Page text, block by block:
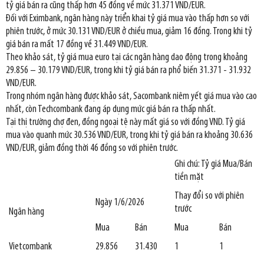
tỷ giá bán ra cũng thấp hơn 45 đồng về mức 31.371 VND/EUR.
Đối với Eximbank, ngân hàng này triển khai tỷ giá mua vào thấp hơn so với
phiên trước, ở mức 30.131 VND/EUR ở chiều mua, giảm 16 đồng. Trong khi tỷ
giá bán ra mất 17 đồng về 31.449 VND/EUR.
Theo khảo sát, tỷ giá mua euro tại các ngân hàng dao động trong khoảng
29.856 – 30.179 VND/EUR, trong khi tỷ giá bán ra phổ biến 31.371 - 31.932
VND/EUR.
Trong nhóm ngân hàng được khảo sát, Sacombank niêm yết giá mua vào cao
nhất, còn Techcombank đang áp dụng mức giá bán ra thấp nhất.
Tại thị trường chợ đen, đồng ngoại tệ này mất giá so với đồng VND. Tỷ giá
mua vào quanh mức 30.536 VND/EUR, trong khi tỷ giá bán ra khoảng 30.636
VND/EUR, giảm đồng thời 46 đồng so với phiên trước.
Ghi chú: Tỷ giá Mua/Bán
tiền mặt
Ngân hàng
Ngày 1/6/2026
Thay đổi so với phiên
trước
Mua
Bán Mua
Bán
Vietcombank
29.856 31.430 1
1